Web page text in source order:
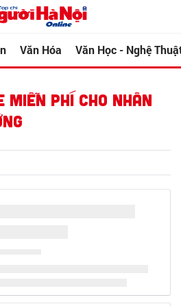
Văn Hóa Văn Học - Nghệ
MIỄN PHÍ CHO NHÂN